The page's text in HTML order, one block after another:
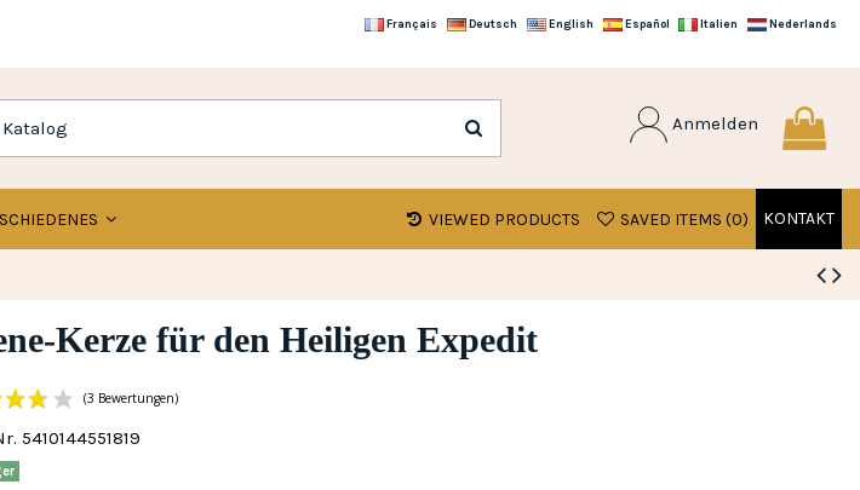
Français Deutsch English Español Italien Nederlands
Anmelden
KONTAKT
SAVED ITEMS (0)
VIEWED PRODUCTS
Kerze für den Heiligen Expedit
5410144551819